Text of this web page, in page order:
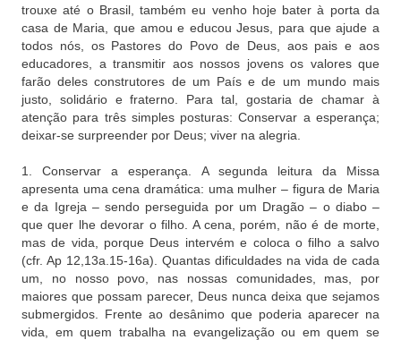
trouxe até o Brasil, também eu venho hoje bater à porta da
casa de Maria, que amou e educou Jesus, para que ajude a
todos nós, os Pastores do Povo de Deus, aos pais e aos
educadores, a transmitir aos nossos jovens os valores que
farão deles construtores de um País e de um mundo mais
justo, solidário e fraterno. Para tal, gostaria de chamar à
atenção para três simples posturas: Conservar a esperança;
deixar-se surpreender por Deus; viver na alegria.
1. Conservar a esperança. A segunda leitura da Missa
apresenta uma cena dramática: uma mulher – figura de Maria
e da Igreja – sendo perseguida por um Dragão – o diabo –
que quer lhe devorar o filho. A cena, porém, não é de morte,
mas de vida, porque Deus intervém e coloca o filho a salvo
(cfr. Ap 12,13a.15-16a). Quantas dificuldades na vida de cada
um, no nosso povo, nas nossas comunidades, mas, por
maiores que possam parecer, Deus nunca deixa que sejamos
submergidos. Frente ao desânimo que poderia aparecer na
vida, em quem trabalha na evangelização ou em quem se